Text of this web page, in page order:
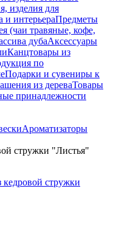
изделия для
и интерьераПредметы
(чаи травяные, кофе,
дубаАксессуары
Канцтовары из
по
Подарки и сувениры к
из дереваТовары
принадлежности
Ароматизаторы
стружки "Листья"